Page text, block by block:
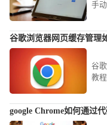
手
谷歌浏览器网页缓存管理
谷
教
google Chrome如何通过